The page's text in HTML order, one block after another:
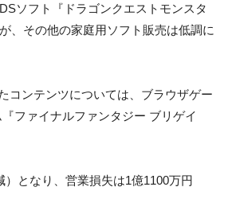
ソフト『ドラゴンクエストモンスタ
、その他の家庭用ソフト販売は低調に
コンテンツについては、ブラウザゲー
ファイナルファンタジー ブリゲイ
となり、営業損失は1億1100万円